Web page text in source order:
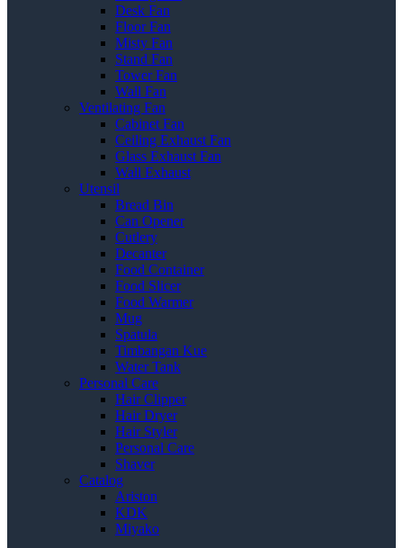
Desk Fan
Floor Fan
Misty Fan
Stand Fan
Tower Fan
Wall Fan
Ventilating Fan
Cabinet Fan
Ceiling Exhaust Fan
Glass Exhaust Fan
Wall Exhaust
Utensil
Bread Bin
Can Opener
Cutlery
Decanter
Food Container
Food Slicer
Food Warmer
Mug
Spatula
Timbangan Kue
Water Tank
Personal Care
Hair Clipper
Hair Dryer
Hair Styler
Personal Care
Shaver
Catalog
Ariston
KDK
Miyako